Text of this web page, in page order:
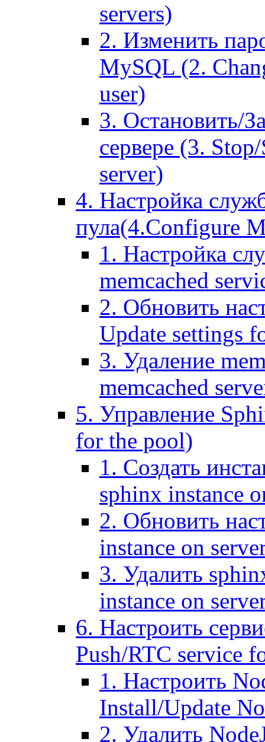
servers)
2. Изменить
MySQL (2.
user)
3. Остановить/
сервере (3.
server)
4. Настройка
пула(4.Configure
1. Настройка
memcached
2. Обновить
Update settings
3. Удаление
memcached
5. Управление
for the pool)
1. Создать
sphinx instance
2. Обновить
instance on
3. Удалить
instance on
6. Настроить
Push/RTC service
1. Настроить
Install/Update
2. Удалить